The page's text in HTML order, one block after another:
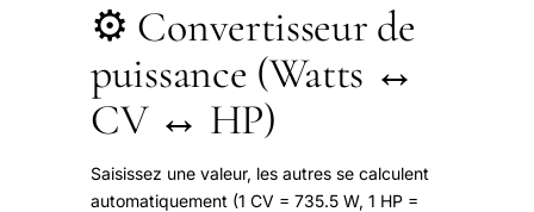
⚙️ Convertisseur de
puissance (Watts ↔
CV ↔ HP)
Saisissez une valeur, les autres se calculent
automatiquement (1 CV = 735.5 W, 1 HP =